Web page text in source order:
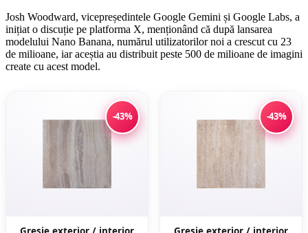
Josh Woodward, vicepreședintele Google Gemini și Google Labs, a
inițiat o discuție pe platforma X, menționând că după lansarea
modelului Nano Banana, numărul utilizatorilor noi a crescut cu 23
de milioane, iar aceștia au distribuit peste 500 de milioane de imagini
create cu acest model.
-43% -43%